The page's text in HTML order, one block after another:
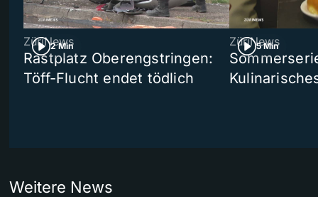
2 Min
ZüriNews
Rastplatz Oberengstringen:
Töff-Flucht endet tödlich
5 Min
ZüriNews
Weitere News